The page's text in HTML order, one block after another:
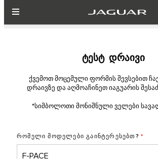
ტესტ დრაივი
ქვემოთ მოცემული ფორმის შევსებით
დრაივზე და აღმოაჩინეთ იაგუარის
*სიმბოლოთი მონიშნული ველები
რომელი მოდელები გაინტერესებთ? *